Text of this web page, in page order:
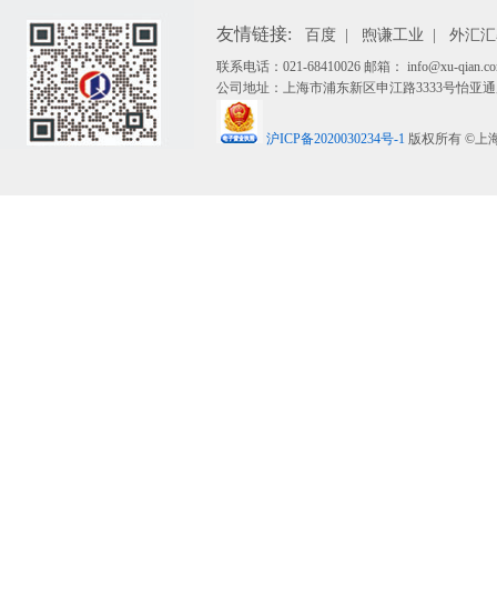
友情链接: 百度 煦谦工业 外汇
联系电话：021-68410026 邮箱： info@xu-
公司地址：上海市浦东新区申江路3333号怡亚
沪ICP备2020030234号-1 版权所有 ©上